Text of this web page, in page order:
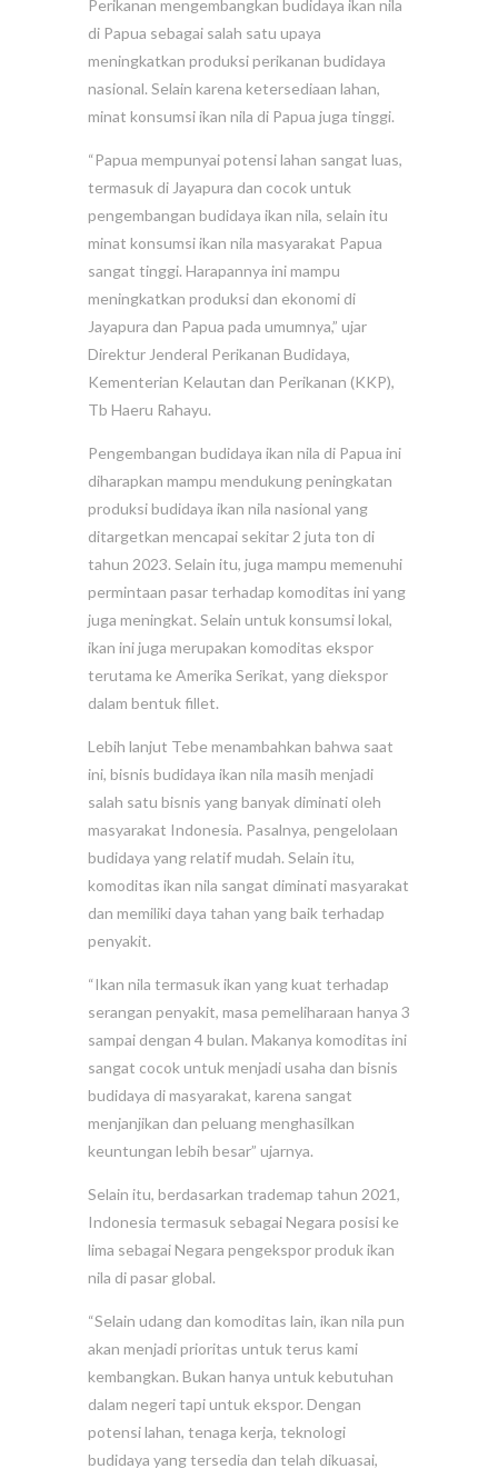
Perikanan mengembangkan budidaya ikan nila
di Papua sebagai salah satu upaya
meningkatkan produksi perikanan budidaya
nasional. Selain karena ketersediaan lahan,
minat konsumsi ikan nila di Papua juga tinggi.
“Papua mempunyai potensi lahan sangat luas,
termasuk di Jayapura dan cocok untuk
pengembangan budidaya ikan nila, selain itu
minat konsumsi ikan nila masyarakat Papua
sangat tinggi. Harapannya ini mampu
meningkatkan produksi dan ekonomi di
Jayapura dan Papua pada umumnya,” ujar
Direktur Jenderal Perikanan Budidaya,
Kementerian Kelautan dan Perikanan (KKP),
Tb Haeru Rahayu.
Pengembangan budidaya ikan nila di Papua ini
diharapkan mampu mendukung peningkatan
produksi budidaya ikan nila nasional yang
ditargetkan mencapai sekitar 2 juta ton di
tahun 2023. Selain itu, juga mampu memenuhi
permintaan pasar terhadap komoditas ini yang
juga meningkat. Selain untuk konsumsi lokal,
ikan ini juga merupakan komoditas ekspor
terutama ke Amerika Serikat, yang diekspor
dalam bentuk fillet.
Lebih lanjut Tebe menambahkan bahwa saat
ini, bisnis budidaya ikan nila masih menjadi
salah satu bisnis yang banyak diminati oleh
masyarakat Indonesia. Pasalnya, pengelolaan
budidaya yang relatif mudah. Selain itu,
komoditas ikan nila sangat diminati masyarakat
dan memiliki daya tahan yang baik terhadap
penyakit.
“Ikan nila termasuk ikan yang kuat terhadap
serangan penyakit, masa pemeliharaan hanya 3
sampai dengan 4 bulan. Makanya komoditas ini
sangat cocok untuk menjadi usaha dan bisnis
budidaya di masyarakat, karena sangat
menjanjikan dan peluang menghasilkan
keuntungan lebih besar” ujarnya.
Selain itu, berdasarkan trademap tahun 2021,
Indonesia termasuk sebagai Negara posisi ke
lima sebagai Negara pengekspor produk ikan
nila di pasar global.
“Selain udang dan komoditas lain, ikan nila pun
akan menjadi prioritas untuk terus kami
kembangkan. Bukan hanya untuk kebutuhan
dalam negeri tapi untuk ekspor. Dengan
potensi lahan, tenaga kerja, teknologi
budidaya yang tersedia dan telah dikuasai,